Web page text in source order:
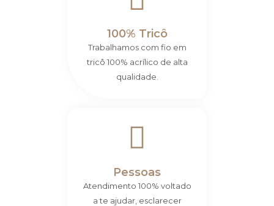
100% Tricô
Trabalhamos com fio em
tricô 100% acrílico de alta
qualidade.
Pessoas
Atendimento 100% voltado
a te ajudar, esclarecer